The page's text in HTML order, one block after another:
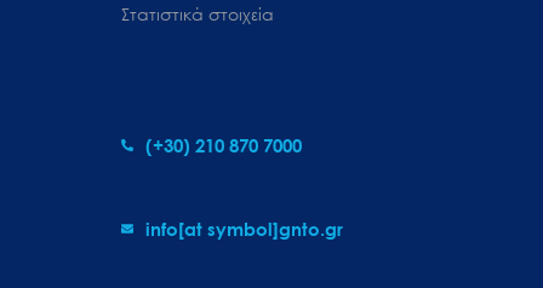
Στατιστικά στοιχεία
(+30) 210 870 7000
info[at symbol]gnto.gr